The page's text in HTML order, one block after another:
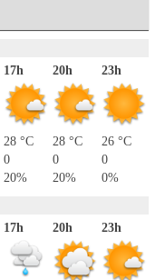
17h
28 °C
0
20%
20h
28 °C
0
20%
23h
26 °C
0
0%
17h 20h 23h